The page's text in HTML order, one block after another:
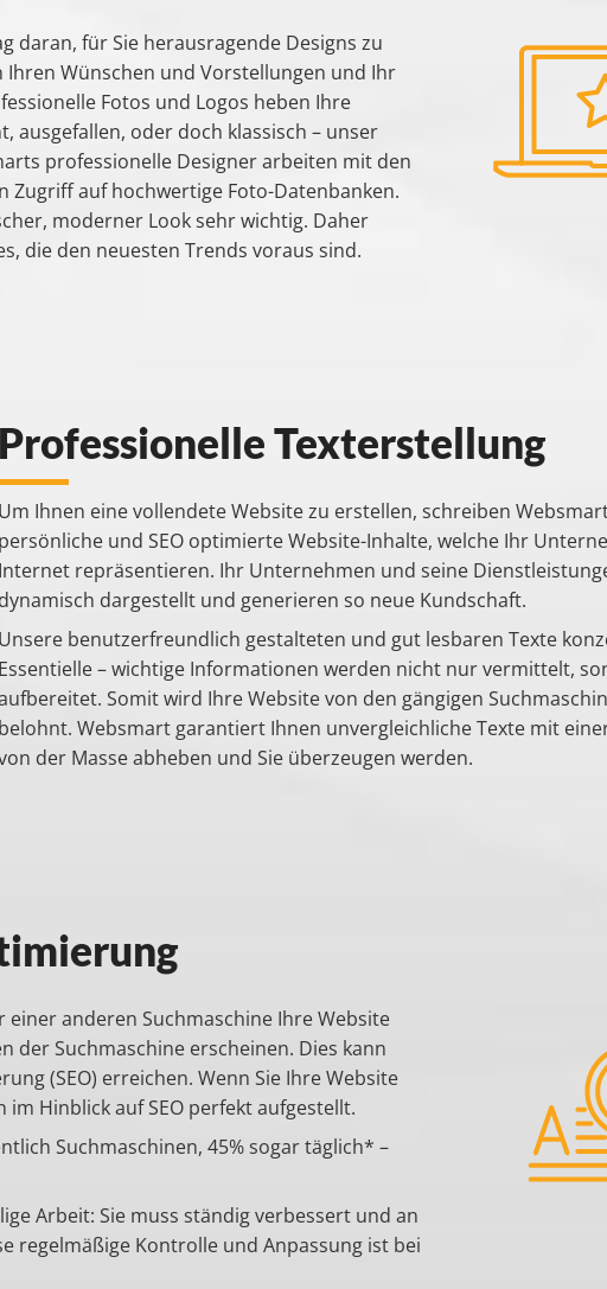
daran, für Sie herausragende Designs zu
Wünschen und Vorstellungen und Ihr
Fotos und Logos heben Ihre
ausgefallen, oder doch klassisch – unser
professionelle Designer arbeiten mit den
Zugriff auf hochwertige Foto-Datenbanken.
moderner Look sehr wichtig. Daher
die den neuesten Trends voraus sind.
Professionelle Texterstellung
Um Ihnen eine vollendete Website zu erstellen, schreiben
persönliche und SEO optimierte Website-Inhalte, welche Ihr
Internet repräsentieren. Ihr Unternehmen und seine
dynamisch dargestellt und generieren so neue Kundschaft.
Unsere benutzerfreundlich gestalteten und gut lesbaren Texte
Essentielle – wichtige Informationen werden nicht nur vermittelt,
Somit wird Ihre Website von den gängigen
belohnt. Websmart garantiert Ihnen unvergleichliche Texte mit
der Masse abheben und Sie überzeugen werden.
anderen Suchmaschine Ihre Website
der Suchmaschine erscheinen. Dies kann
(SEO) erreichen. Wenn Sie Ihre Website
Hinblick auf SEO perfekt aufgestellt.
Suchmaschinen, 45% sogar täglich* –
Arbeit: Sie muss ständig verbessert und an
regelmäßige Kontrolle und Anpassung ist bei